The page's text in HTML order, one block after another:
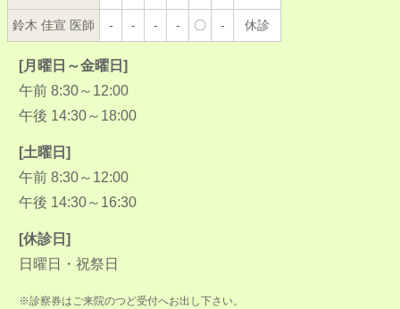
鈴木 佳宣 医師 - - - - 〇 - 休診
[月曜日～金曜日]
午前 8:30～12:00
午後 14:30～18:00
[土曜日]
午前 8:30～12:00
午後 14:30～16:30
[休診日]
日曜日・祝祭日
※診察券はご来院のつど受付へお出し下さい。